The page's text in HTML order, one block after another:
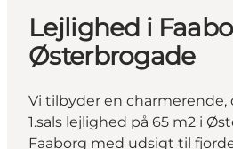
Lejlighed i
Østerbrogade
Vi tilbyder en charmerende,
1.sals lejlighed på 65 m2 i
Faaborg med udsigt til